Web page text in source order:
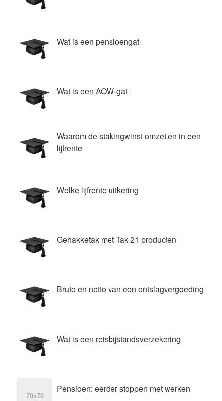
Wat is een pensioengat
Wat is een AOW-gat
Waarom de stakingwinst omzetten in een
lijfrente
Welke lijfrente uitkering
Gehakketak met Tak 21 producten
Bruto en netto van een ontslagvergoeding
Wat is een reisbijstandsverzekering
Pensioen: eerder stoppen met werken